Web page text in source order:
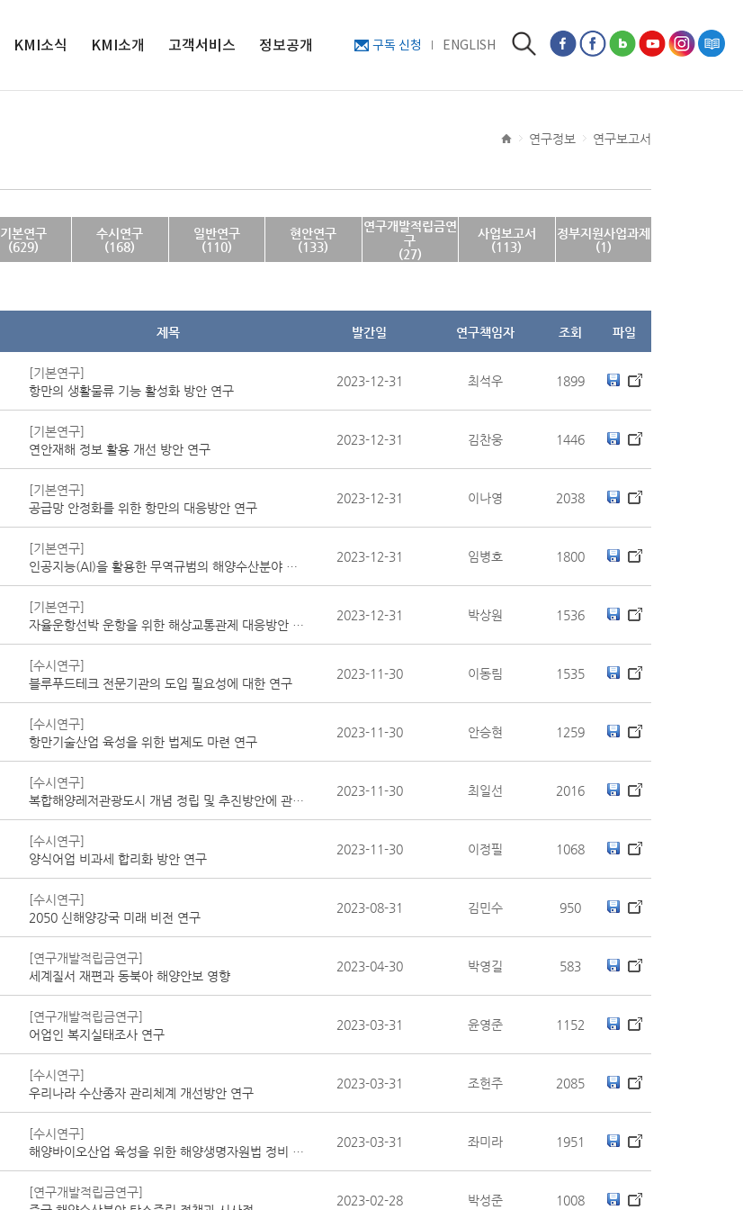
구독 신청 ENGLISH
검색
KMI소식
보도자료
영상보도
KMI소개
연구사업
조직도
윤리경영
인권경영
고객서비스
발간자료 구독안
정보공개
연구정보 연구보고서
기본연구
(629)
수시연구
(168)
일반연구
(110)
현안연구
(133)
연구개발적립금연
구
(27)
사업보고서
(113)
정부지원사업과제
(1)
제목 발간일 연구책임자 조회 파일
[기본연구]
항만의 생활물류 기능 활성화 방안 연구
2023-12-31 최석우 1899
[기본연구]
연안재해 정보 활용 개선 방안 연구
2023-12-31 김찬웅 1446
[기본연구]
공급망 안정화를 위한 항만의 대응방안 연구
2023-12-31 이나영 2038
[기본연구]
인공지능(AI)을 활용한 무역규범의 해양수산분야 영향 분석 연구
2023-12-31 임병호 1800
[기본연구]
자율운항선박 운항을 위한 해상교통관제 대응방안 연구
2023-12-31 박상원 1536
[수시연구]
블루푸드테크 전문기관의 도입 필요성에 대한 연구
2023-11-30 이동림 1535
[수시연구]
항만기술산업 육성을 위한 법제도 마련 연구
2023-11-30 안승현 1259
[수시연구]
복합해양레저관광도시 개념 정립 및 추진방안에 관한 연구
2023-11-30 최일선 2016
[수시연구]
양식어업 비과세 합리화 방안 연구
2023-11-30 이정필 1068
[수시연구]
2050 신해양강국 미래 비전 연구
2023-08-31 김민수 950
[연구개발적립금연구]
세계질서 재편과 동북아 해양안보 영향
2023-04-30 박영길 583
[연구개발적립금연구]
어업인 복지실태조사 연구
2023-03-31 윤영준 1152
[수시연구]
우리나라 수산종자 관리체계 개선방안 연구
2023-03-31 조헌주 2085
[수시연구]
해양바이오산업 육성을 위한 해양생명자원법 정비 방안 연구
2023-03-31 좌미라 1951
[연구개발적립금연구]
2023-02-28 박성준 1008